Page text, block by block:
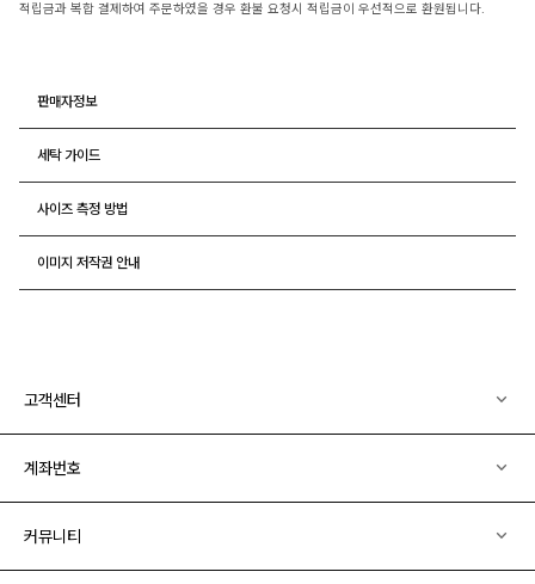
적립금과 복합 결제하여 주문하였을 경우 환불 요청시 적립금이 우선적으로 환원됩니다.
판매자정보
세탁 가이드
사이즈 측정 방법
이미지 저작권 안내
고객센터
계좌번호
커뮤니티